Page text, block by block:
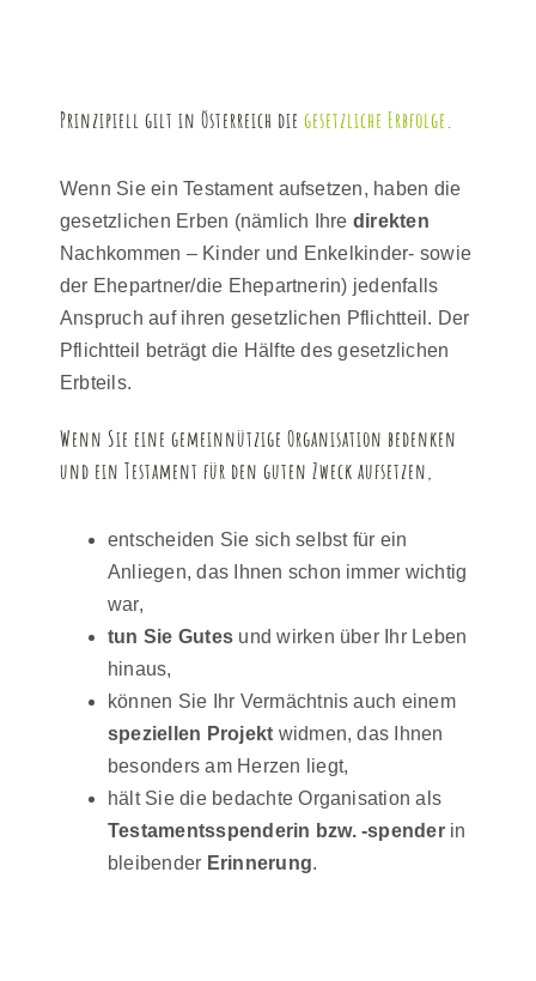
Prinzipiell gilt in Österreich die gesetzliche Erbfolge
Wenn Sie ein Testament aufsetzen, haben die
gesetzlichen Erben (nämlich Ihre direkten
Nachkommen – Kinder und Enkelkinder- sowie
der Ehepartner/die Ehepartnerin) jedenfalls
Anspruch auf ihren gesetzlichen Pflichtteil. Der
Pflichtteil beträgt die Hälfte des gesetzlichen
Erbteils.
Wenn Sie eine gemeinnützige Organisation bedenken
und ein Testament für den guten Zweck aufsetzen,
entscheiden Sie sich selbst für ein
Anliegen, das Ihnen schon immer wichtig
war,
tun Sie Gutes und wirken über Ihr Leben
hinaus,
können Sie Ihr Vermächtnis auch einem
speziellen Projekt widmen, das Ihnen
besonders am Herzen liegt,
hält Sie die bedachte Organisation als
Testamentsspenderin bzw. -spenderin
bleibender Erinnerung.